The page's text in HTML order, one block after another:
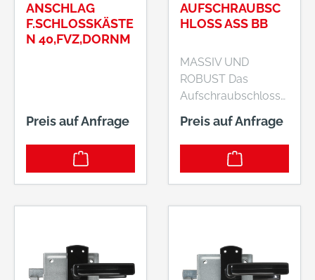
ANSCHLAG
F.SCHLOSSKÄSTE
N 40,FVZ,DORNM
Preis auf Anfrage
AUFSCHRAUBSC
HLOSS ASS BB
MASSIV UND
ROBUST Das
Aufschraubschloss
ASS PB ist für den
Einsatz mit
Buntbartschlüssel
vorgesehen. Einmal
für vielseitige
Einsatzmöglichkeiten
Preis auf Anfrage